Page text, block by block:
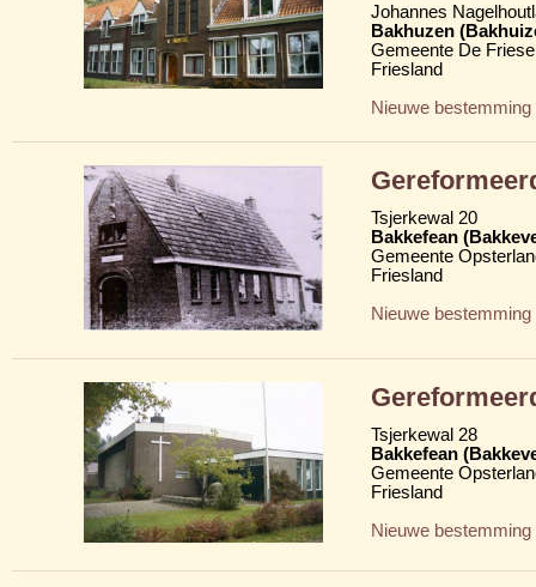
Johannes
Bakhuzen
Gemeente De
Friesland
Nieuwe bestemming
Tsjerkewal 20
Bakkefean
Gemeente
Friesland
Nieuwe bestemming
Tsjerkewal 28
Bakkefean
Gemeente
Friesland
Nieuwe bestemming